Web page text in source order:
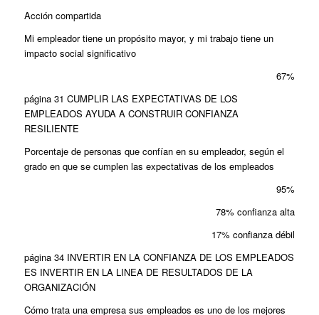
Acción compartida
Mi empleador tiene un propósito mayor, y mi trabajo tiene un
impacto social significativo
67%
página 31 CUMPLIR LAS EXPECTATIVAS DE LOS
EMPLEADOS AYUDA A CONSTRUIR CONFIANZA
RESILIENTE
Porcentaje de personas que confían en su empleador, según el
grado en que se cumplen las expectativas de los empleados
95%
78% confianza alta
17% confianza débil
página 34 INVERTIR EN LA CONFIANZA DE LOS EMPLEADOS
ES INVERTIR EN LA LINEA DE RESULTADOS DE LA
ORGANIZACIÓN
Cómo trata una empresa sus empleados es uno de los mejores